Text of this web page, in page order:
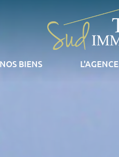
NOS BIENS L'AGENCE